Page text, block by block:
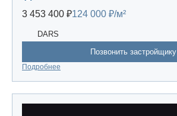
3 453 400 ₽124 000 ₽/м²
DARS
Позвонить застройщику
Подробнее